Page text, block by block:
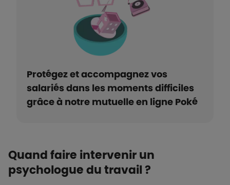
Protégez et accompagnez vos
salariés dans les moments difficiles
grâce à notre mutuelle en ligne Poké
Quand faire intervenir un
psychologue du travail ?